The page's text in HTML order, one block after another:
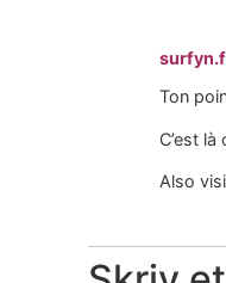
Ton
C’est
Also